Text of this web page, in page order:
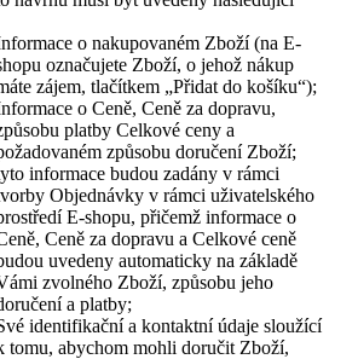
o nakupovaném Zboží (na E-
označujete Zboží, o jehož nákup
zájem, tlačítkem „Přidat do košíku“);
o Ceně, Ceně za dopravu,
platby Celkové ceny a
způsobu doručení Zboží;
informace budou zadány v rámci
Objednávky v rámci uživatelského
E-shopu, přičemž informace o
Ceně za dopravu a Celkové ceně
uvedeny automaticky na základě
zvolného Zboží, způsobu jeho
a platby;
identifikační a kontaktní údaje sloužící
tomu, abychom mohli doručit Zboží,